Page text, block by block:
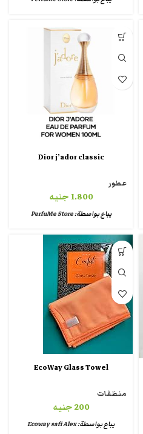
Dior j’ador classic
عطور
1.800جنيه
يباع بواسطة:PerfuMe Store
EcoWay Glass Towel
منظفات
200جنيه
يباع بواسطة:Ecoway safi Alex